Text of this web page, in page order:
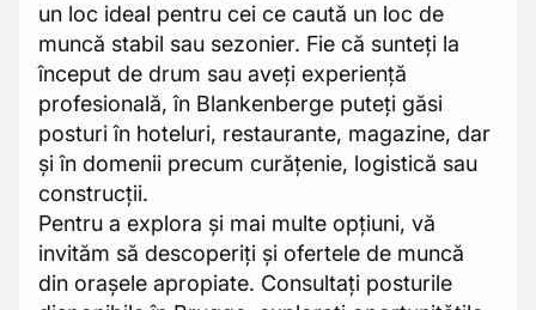
un loc ideal pentru cei ce caută un loc de
muncă stabil sau sezonier. Fie că sunteți la
început de drum sau aveți experiență
profesională, în Blankenberge puteți găsi
posturi în hoteluri, restaurante, magazine, dar
și în domenii precum curățenie, logistică sau
construcții.
Pentru a explora și mai multe opțiuni, vă
invităm să descoperiți și ofertele de muncă
din orașele apropiate. Consultați posturile